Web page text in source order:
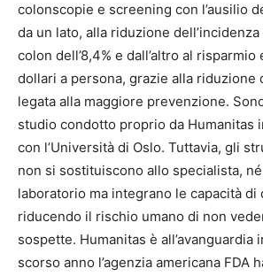
colonscopie e screening con l’ausilio
da un lato, alla riduzione
colon dell’8,4% e dall’altro al
dollari a persona, grazie alla riduzione
legata alla maggiore prevenzione.
studio condotto proprio da Humanitas
con l’Università di Oslo. Tuttavia, gli
non si sostituiscono allo specialista,
laboratorio ma integrano le capacità di
riducendo il rischio umano di non
sospette. Humanitas è all’avanguardia
scorso anno l’agenzia americana FDA